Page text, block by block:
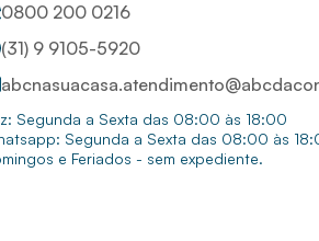
0800 200 0216
(31) 9 9105-5920
Segunda a Sexta das 08:00 às 18:00
Segunda a Sexta das 08:00 às
e Feriados - sem expediente.